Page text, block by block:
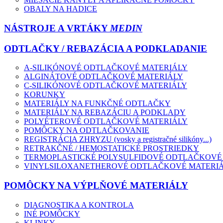
OBALY NA HADICE
NÁSTROJE A VRTÁKY MEDIN
ODTLAČKY / REBAZÁCIA A PODKLADANIE
A-SILIKÓNOVÉ ODTLAČKOVÉ MATERIÁLY
ALGINÁTOVÉ ODTLAČKOVÉ MATERIÁLY
C-SILIKÓNOVÉ ODTLAČKOVÉ MATERIÁLY
KORUNKY
MATERIÁLY NA FUNKČNÉ ODTLAČKY
MATERIÁLY NA REBAZÁCIU A PODKLADY
POLYÉTEROVÉ ODTLAČKOVÉ MATERIÁLY
POMÔCKY NA ODTLAČKOVANIE
REGISTRÁCIA ZHRYZU (vosky a registračné silikóny...)
RETRAKČNÉ / HEMOSTATICKÉ PROSTRIEDKY
TERMOPLASTICKÉ POLYSULFIDOVÉ
VINYLSILOXANETHEROVÉ ODTLAČKOVÉ
POMÔCKY NA VÝPLŇOVÉ MATERIÁLY
DIAGNOSTIKA A KONTROLA
INÉ POMÔCKY